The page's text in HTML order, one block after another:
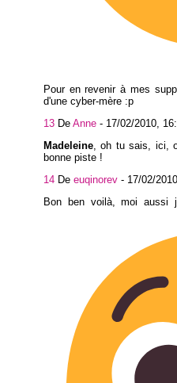
Pour en revenir à mes
d'une cyber-mère :p
13 De Anne - 17/02/2010,
Madeleine , oh tu sais, ici,
bonne piste !
14 De euqinorev - 17/02/
Bon ben voilà, moi aussi